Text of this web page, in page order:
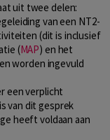
uit twee delen:
van een NT2-
(dit is inclusief
(MAP) en het
worden ingevuld
een verplicht
van dit gesprek
heeft voldaan aan